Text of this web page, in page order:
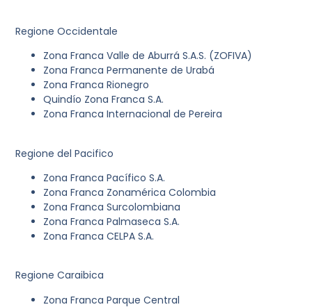
Regione Occidentale
Zona Franca Valle de Aburrá S.A.S. (ZOFIVA)
Zona Franca Permanente de Urabá
Zona Franca Rionegro
Quindío Zona Franca S.A.
Zona Franca Internacional de Pereira
Regione del Pacifico
Zona Franca Pacífico S.A.
Zona Franca Zonamérica Colombia
Zona Franca Surcolombiana
Zona Franca Palmaseca S.A.
Zona Franca CELPA S.A.
Regione Caraibica
Zona Franca Parque Central